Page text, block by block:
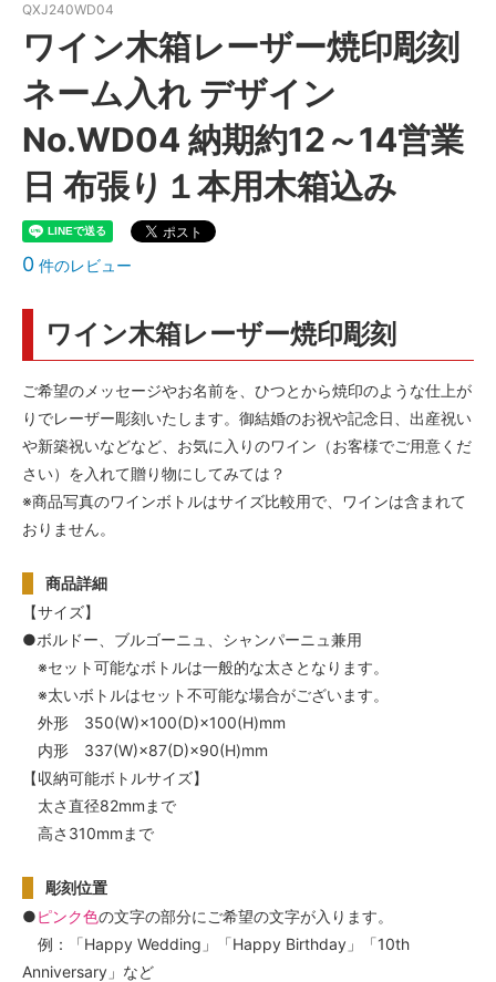
QXJ240WD04
ワイン木箱レーザー焼印彫刻
ネーム入れ デザイン
No.WD04 納期約12～14営業
日 布張り１本用木箱込み
0 件のレビュー
ワイン木箱レーザー焼印彫刻
ご希望のメッセージやお名前を、ひつとから焼印のような仕上が
りでレーザー彫刻いたします。御結婚のお祝や記念日、出産祝い
や新築祝いなどなど、お気に入りのワイン（お客様でご用意くだ
さい）を入れて贈り物にしてみては？
※商品写真のワインボトルはサイズ比較用で、ワインは含まれて
おりません。
商品詳細
【サイズ】
●ボルドー、ブルゴーニュ、シャンパーニュ兼用
※セット可能なボトルは一般的な太さとなります。
※太いボトルはセット不可能な場合がございます。
外形 350(W)×100(D)×100(H)mm
内形 337(W)×87(D)×90(H)mm
【収納可能ボトルサイズ】
太さ直径82mmまで
高さ310mmまで
彫刻位置
●ピンク色の文字の部分にご希望の文字が入ります。
例：「Happy Wedding」「Happy Birthday」「10th
Anniversary」など